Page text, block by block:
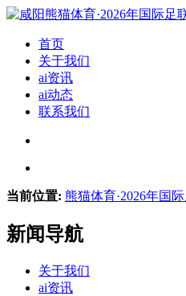
首页
关于我们
ai资讯
ai动态
联系我们
当前位置: 熊猫体育·2026年国
新闻导航
关于我们
ai资讯